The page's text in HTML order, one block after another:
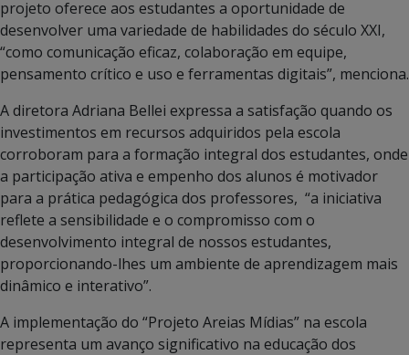
projeto oferece aos estudantes a oportunidade de
desenvolver uma variedade de habilidades do século XXI,
“como comunicação eficaz, colaboração em equipe,
pensamento crítico e uso e ferramentas digitais”, menciona.
A diretora Adriana Bellei expressa a satisfação quando os
investimentos em recursos adquiridos pela escola
corroboram para a formação integral dos estudantes, onde
a participação ativa e empenho dos alunos é motivador
para a prática pedagógica dos professores, “a iniciativa
reflete a sensibilidade e o compromisso com o
desenvolvimento integral de nossos estudantes,
proporcionando-lhes um ambiente de aprendizagem mais
dinâmico e interativo”.
A implementação do “Projeto Areias Mídias” na escola
representa um avanço significativo na educação dos